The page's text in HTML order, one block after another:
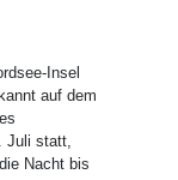
Insel
auf dem
Juli statt,
Nacht bis